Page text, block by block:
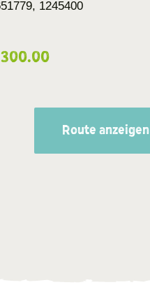
1245400
300.00
Route anzeigen